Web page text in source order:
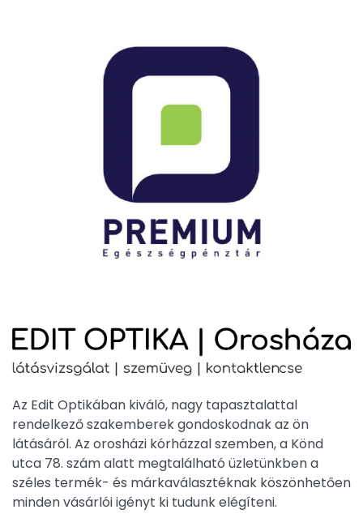
Az Edit Optikában kiváló, nagy tapasztalattal
rendelkező szakemberek gondoskodnak az ön
látásáról. Az orosházi kórházzal szemben, a Könd
utca 78. szám alatt megtalálható üzletünkben a
széles termék- és márkaválasztéknak köszönhetően
minden vásárlói igényt ki tudunk elégíteni.